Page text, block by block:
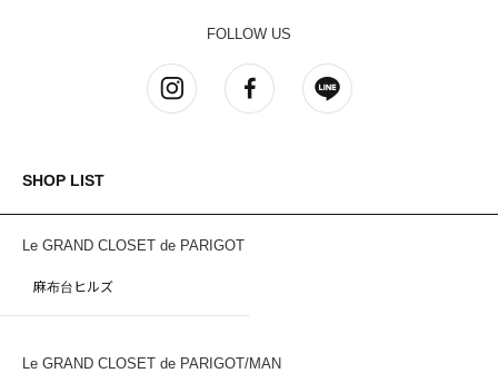
FOLLOW US
SHOP LIST
Le GRAND CLOSET de PARIGOT
麻布台ヒルズ
Le GRAND CLOSET de PARIGOT/MAN